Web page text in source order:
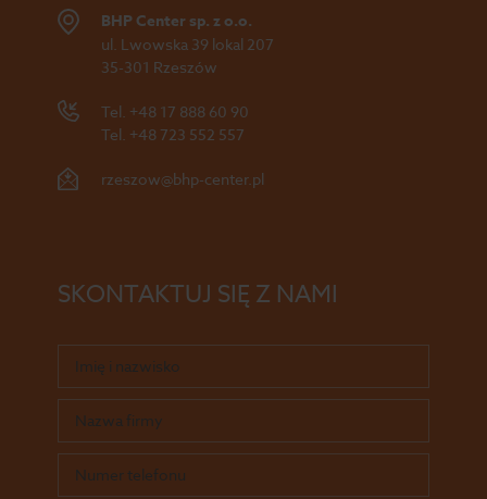
BHP Center sp. z o.o.
ul. Lwowska 39 lokal 207
35-301 Rzeszów
Tel. +48 17 888 60 90
Tel. +48 723 552 557
rzeszow@bhp-center.pl
SKONTAKTUJ SIĘ Z NAMI